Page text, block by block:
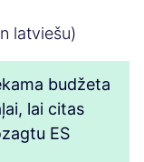
latviešu)
budžeta
lai citas
ES